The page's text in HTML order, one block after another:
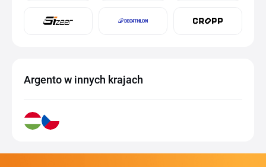
Argento w innych krajach